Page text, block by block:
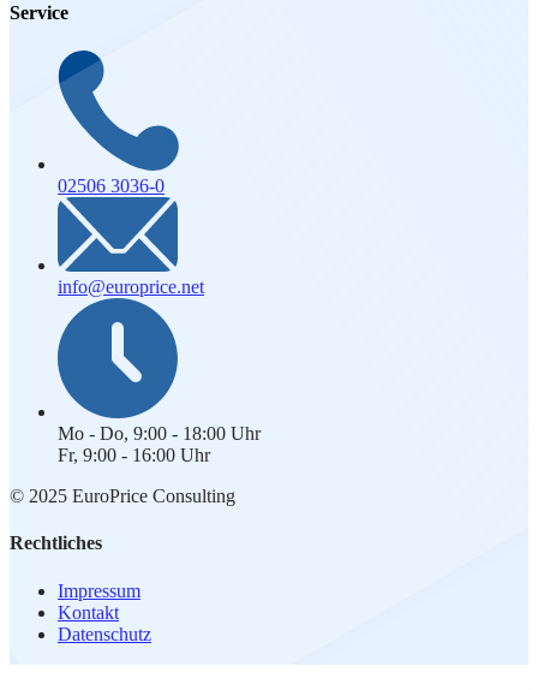
Service
02506 3036-0
info@europrice.net
Mo - Do, 9:00 - 18:00 Uhr
Fr, 9:00 - 16:00 Uhr
© 2025 EuroPrice Consulting
Rechtliches
Impressum
Kontakt
Datenschutz